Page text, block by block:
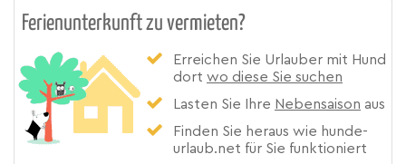
Ferienunterkunft zu vermieten?
Erreichen Sie Urlauber mit Hund
dort wo diese Sie suchen
Lasten Sie Ihre Nebensaison aus
Finden Sie heraus wie hunde-
urlaub.net für Sie funktioniert